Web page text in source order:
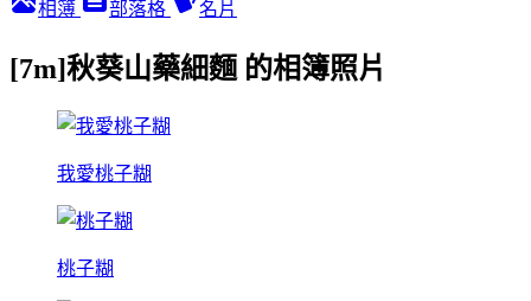
相簿 部落格 名片
[7m]秋葵山藥細麵 的相簿照片
我愛桃子糊
桃子糊